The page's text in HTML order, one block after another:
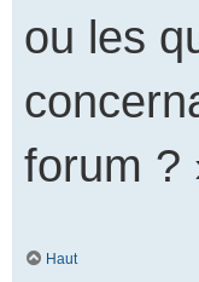
ou les
forum ?
Haut